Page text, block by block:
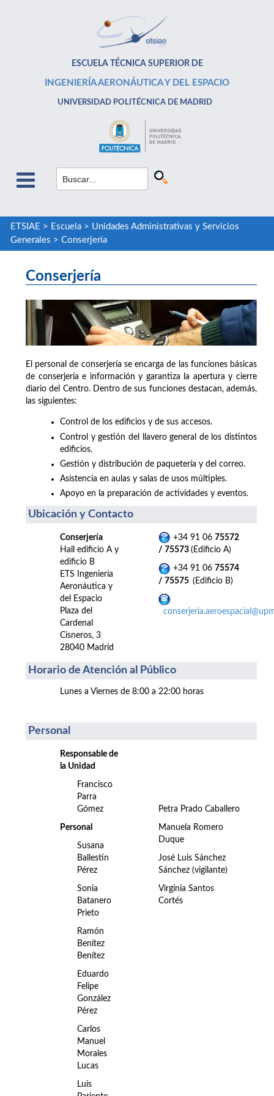
ESCUELA TÉCNICA SUPERIOR DE
INGENIERÍA AERONÁUTICA Y DEL ESPACIO
UNIVERSIDAD POLITÉCNICA DE MADRID
ETSIAE > Escuela> Unidades Administrativas y Servicios
Generales > Conserjería
Conserjería
El personal de conserjería se encarga de las funciones básicas
de conserjería e información y garantiza la apertura y cierre
diario del Centro. Dentro de sus funciones destacan, además,
las siguientes:
Control de los edificios y de sus accesos.
Control y gestión del llavero general de los distintos
edificios.
Gestión y distribución de paquetería y del correo.
Asistencia en aulas y salas de usos múltiples.
Apoyo en la preparación de actividades y eventos.
Ubicación y Contacto
Conserjería
Hall edificio A y
edificio B
ETS Ingeniería
Aeronáutica y
del Espacio
Plaza del
Cardenal
Cisneros, 3
28040 Madrid
+34 91 06 75572
/ 75573 (Edificio A)
+34 91 06 75574
/ 75575 (Edificio B)
Horario de Atención al Público
Lunes a Viernes de 8:00 a 22:00 horas
Personal
Responsable de
la Unidad
Francisco
Parra
Gómez
Personal
Susana
Ballestín
Pérez
Sonia
Batanero
Prieto
Ramón
Benítez
Benítez
Eduardo
Felipe
González
Pérez
Carlos
Manuel
Morales
Lucas
Luis
Petra Prado Caballero
Manuela Romero
Duque
José Luis Sánchez
Sánchez (vigilante)
Virginia Santos
Cortés